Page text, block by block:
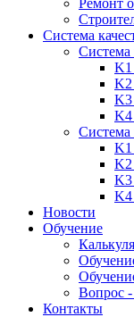
Система
Система
K1
K2
K3
K4
Система
K1
K2
K3
K4
Новости
Обучение
Вопрос -
Контакты